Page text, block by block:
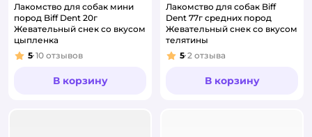
Лакомство для собак мини
пород Biff Dent 20г
Жевательный снек cо вкусом
цыпленка
Рейтинг:
5 10 отзывов
В корзину
Лакомство для собак Biff
Dent 77г средних пород
Жевательный снек со вкусом
телятины
Рейтинг:
5 2 отзыва
В корзину